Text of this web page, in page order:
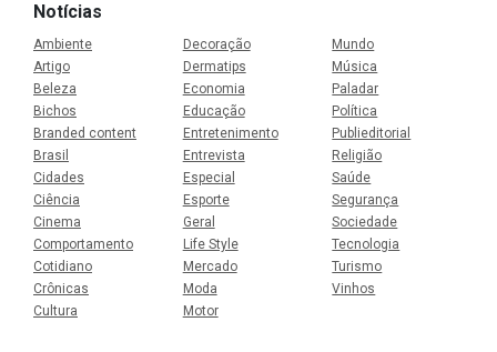
Notícias
Ambiente
Artigo
Beleza
Bichos
Branded content
Brasil
Cidades
Ciência
Cinema
Comportamento
Cotidiano
Crônicas
Cultura
Decoração
Dermatips
Economia
Educação
Entretenimento
Entrevista
Especial
Esporte
Geral
Life Style
Mercado
Moda
Motor
Mundo
Música
Paladar
Política
Publieditorial
Religião
Saúde
Segurança
Sociedade
Tecnologia
Turismo
Vinhos